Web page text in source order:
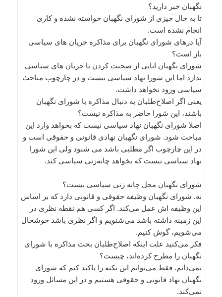
نگهبان خبر دارید؟
تا به حال چیزی از شورای نگهبان خواسته نشده و کاری
انجام نشده است.
آیا درهای شورای نگهبان برای مذاکره جریان های سیاسی
باز است؟
شورای نگهبان ابایی از صحبت کردن با جریان های سیاسی
ندارد اما این شورا نهاد سیاسی نیست و در چارچوب مباحث
سیاسی ورود نخواهد داشت.
یعنی اگر اصلاح‌طلبان به دنبال مذاکره با شورای نگهبان
باشند، این شورا حاضر به مذاکره نیست؟
اصلا شورای نگهبان نهاد سیاسی نیست که بخواهد وارد این
مباحث شود. شورای نگهبان نهادی قانونی و حقوقی است و
در این چارچوب اگر مطلبی باشد می شنود ولی این شورا
نهاد سیاسی نیست که بخواهد چانه‌زنی سیاسی کند.
شورای نگهبان محل چانه زنی سیاسی نیست؟
نه. شورای نگهبان وظیفه حقوقی و قانونی دارد که بر اساس
این وظیفه اش عمل می‌کند. اگر کسی هم نقطه نظری در
این زمینه داشته باشد می‌شنویم و اگر نظری باشد خوشحال
می‌شویم، گوش کنیم.
فکر می‌کنید علت اینکه اصلاح‌طلبان بحث مذاکره با شورای
نگهبان را مطرح کرده‌اند، چیست؟
نمی‌دانم. فقط می‌توانم این نکته را تاکید کنم که شورای
نگهبان نهاد قانونی و حقوقی هستیم و در این مسائل ورود
نمی‌کند.